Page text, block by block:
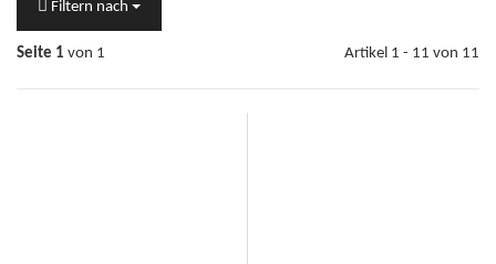
Filtern nach
Seite 1 von 1 Artikel 1 - 11 von 11